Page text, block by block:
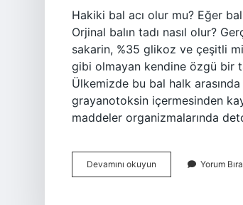
Hakiki bal acı olur mu? Eğer
Orjinal balın tadı nasıl olur?
sakarin, %35 glikoz ve çeşitli
gibi olmayan kendine özgü bir
Ülkemizde bu bal halk
grayanotoksin içermesinden
maddeler organizmalarında
Devamını okuyun
Bal
Yorum